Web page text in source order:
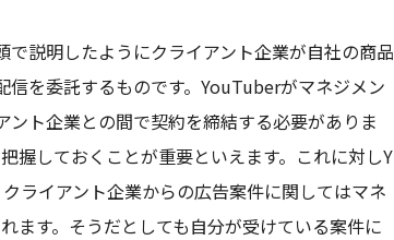
説明したようにクライアント企業が自社の商品
を委託するものです。YouTuberがマネジメン
ト企業との間で契約を締結する必要がありま
握しておくことが重要といえます。これに対しY
ライアント企業からの広告案件に関してはマネ
ます。そうだとしても自分が受けている案件に